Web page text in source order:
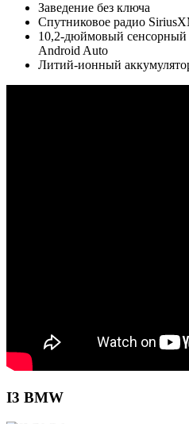
Заведение без ключа
Спутниковое радио
10,2-дюймовый сенсорный
Android Auto
Литий-ионный
I3 BMW